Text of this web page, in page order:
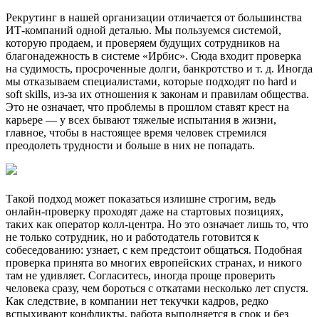
Рекрутинг в нашей организации отличается от большинства
ИТ-компаний одной деталью. Мы пользуемся системой,
которую продаем, и проверяем будущих сотрудников на
благонадежность в системе «Ирбис». Сюда входит проверка
на судимость, просроченные долги, банкротство и т. д. Иногда
мы отказываем специалистами, которые подходят по hard и
soft skills, из-за их отношения к законам и правилам общества.
Это не означает, что проблемы в прошлом ставят крест на
карьере — у всех бывают тяжелые испытания в жизни,
главное, чтобы в настоящее время человек стремился
преодолеть трудности и больше в них не попадать.
Такой подход может показаться излишне строгим, ведь
онлайн-проверку проходят даже на стартовых позициях,
таких как оператор колл-центра. Но это означает лишь то, что
не только сотрудник, но и работодатель готовится к
собеседованию: узнает, с кем предстоит общаться. Подобная
проверка принята во многих европейских странах, и никого
там не удивляет. Согласитесь, иногда проще проверить
человека сразу, чем бороться с откатами несколько лет спустя.
Как следствие, в компании нет текучки кадров, редко
вспыхивают конфликты, работа выполняется в срок и без